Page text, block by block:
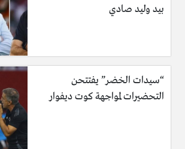
بيد وليد صادي
“سيدات الخضر” يفتتحن
التحضيرات لمواجهة كوت ديفوار